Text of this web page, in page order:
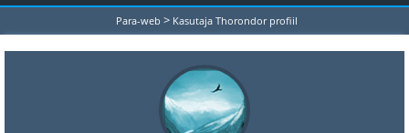
Para-web > Kasutaja Thorondor profiil